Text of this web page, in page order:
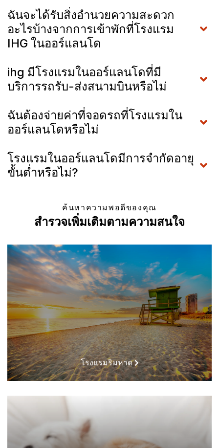
ฉันจะได้รับสิ่งอำนวยความสะดวก
อะไรบ้างจากการเข้าพักที่โรงแรม
IHG ในออร์แลนโด
ihg มีโรงแรมในออร์แลนโดที่มี
บริการรถรับ-ส่งสนามบินหรือไม่
ฉันต้องจ่ายค่าที่จอดรถที่โรงแรมใน
ออร์แลนโดหรือไม่
โรงแรมในออร์แลนโดมีการจำกัดอายุ
ขั้นต่ำหรือไม่?
ค้นหาความพอดีของคุณ
สำรวจเพิ่มเติมตามความสนใจ
โรงแรมริมหาด